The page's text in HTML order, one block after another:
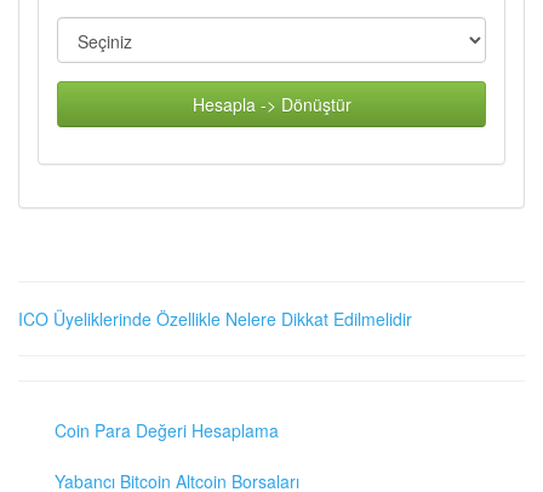
Hesapla -> Dönüştür
ICO Üyeliklerinde Özellikle Nelere Dikkat Edilmelidir
Coin Para Değeri Hesaplama
Yabancı Bitcoin Altcoin Borsaları